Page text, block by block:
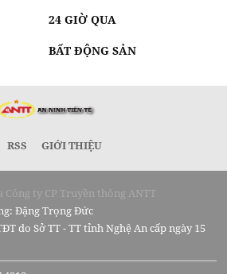
24 GIỜ QUA
BẤT ĐỘNG SẢN
RSS GIỚI THIỆU
Công ty CP Truyền thông ANTT
Đặng Trọng Đức
do Sở TT - TT tỉnh Nghệ An cấp ngày 15